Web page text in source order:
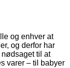
og enhver at
og derfor har
til at
varer – til babyer